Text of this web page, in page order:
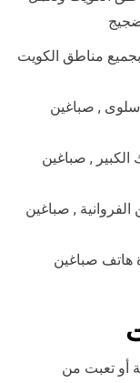
مناطق الكويت
, صباغين
, صباغين
, صباغين
هاتف صباغين
أو تعبت من